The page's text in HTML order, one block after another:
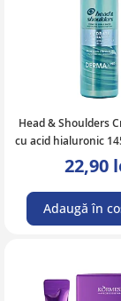
Head & Shoulders
cu acid hialuronic
22,90
Adaugă în